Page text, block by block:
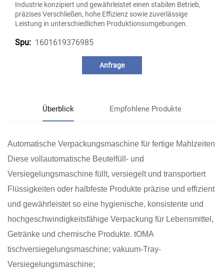
Industrie konzipiert und gewährleistet einen stabilen Betrieb,
präzises Verschließen, hohe Effizienz sowie zuverlässige
Leistung in unterschiedlichen Produktionsumgebungen.
Spu: 1601619376985
Anfrage
Überblick Empfohlene Produkte
Automatische Verpackungsmaschine für fertige Mahlzeiten
Diese vollautomatische Beutelfüll- und
Versiegelungsmaschine füllt, versiegelt und transportiert
Flüssigkeiten oder halbfeste Produkte präzise und effizient
und gewährleistet so eine hygienische, konsistente und
hochgeschwindigkeitsfähige Verpackung für Lebensmittel,
Getränke und chemische Produkte. tOMA
tischversiegelungsmaschine; vakuum-Tray-
Versiegelungsmaschine;